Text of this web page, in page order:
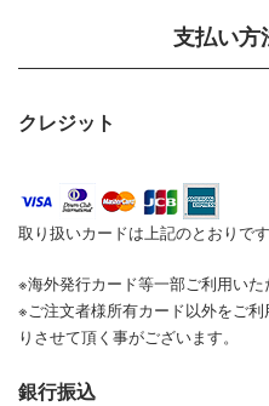
支払い方
クレジット
取り扱いカードは上記のとおりです
※海外発行カード等一部ご利用いた
※ご注文者様所有カード以外をご
りさせて頂く事がございます。
銀行振込